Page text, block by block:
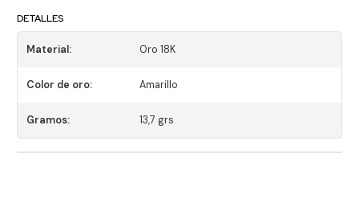
DETALLES
Material: Oro 18K
Color de oro: Amarillo
Gramos: 13,7 grs